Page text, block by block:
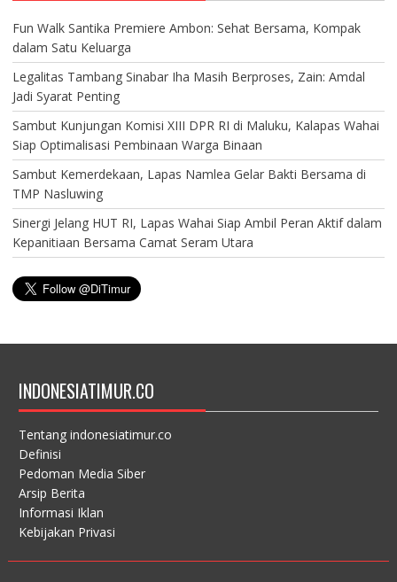
Fun Walk Santika Premiere Ambon: Sehat Bersama, Kompak
dalam Satu Keluarga
Legalitas Tambang Sinabar Iha Masih Berproses, Zain: Amdal
Jadi Syarat Penting
Sambut Kunjungan Komisi XIII DPR RI di Maluku, Kalapas Wahai
Siap Optimalisasi Pembinaan Warga Binaan
Sambut Kemerdekaan, Lapas Namlea Gelar Bakti Bersama di
TMP Nasluwing
Sinergi Jelang HUT RI, Lapas Wahai Siap Ambil Peran Aktif dalam
Kepanitiaan Bersama Camat Seram Utara
INDONESIATIMUR.CO
Tentang indonesiatimur.co
Definisi
Pedoman Media Siber
Arsip Berita
Informasi Iklan
Kebijakan Privasi